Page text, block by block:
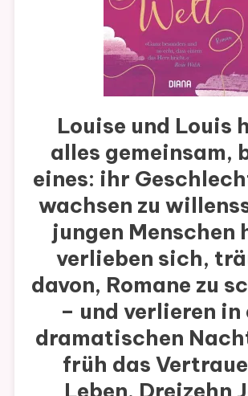
Louise und Louis
alles gemeinsam,
eines: ihr
wachsen zu
jungen Menschen
verlieben sich,
davon, Romane zu
– und verlieren in
dramatischen
früh das